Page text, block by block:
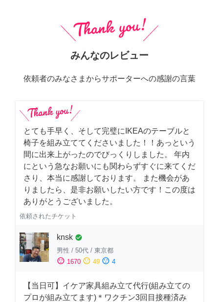
みんなのレビュー
依頼者のみなさまからサポーターへの感謝の言葉
とても手早く、そして完璧にIKEAのテーブルと
椅子を組み立ててくださいました！！あっという
間に出来上がったのでびっくりしました。 年内
にという急なお願いにも関わらずすぐに来てくだ
さり、本当に感謝しております。 また機会があ
りましたら、是非お願いしたい方です！この度は
ありがとうございました。
依頼されたチケット
knsk check_circle
男性 / 50代 / 東京都
sentiment_satisfied 1670 sentiment_neutral 49 sentiment_dissatisfied 4
【当日可】イケア家具組み立て代行(組み立ての
プロが組み立てます)＊ワクチン3回目接種済み